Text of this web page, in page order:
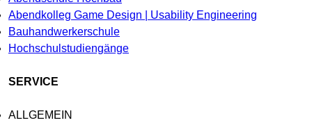
Abendkolleg Game Design | Usability Engineering
Bauhandwerkerschule
Hochschulstudiengänge
SERVICE
ALLGEMEIN